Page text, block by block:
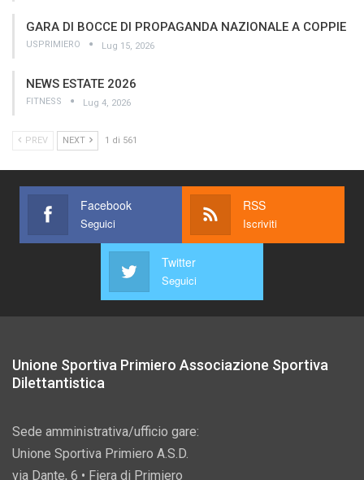
GARA DI BOCCE DI PROPAGANDA NAZIONALE A COPPIE
USPRIMIERO Lug 15, 2026
NEWS ESTATE 2026
FITNESS Lug 4, 2026
PREV NEXT 1 di 561
Facebook
Seguici
RSS
Iscriviti
Twitter
Seguici
Unione Sportiva Primiero Associazione Sportiva
Dilettantistica
Sede amministrativa/ufficio gare:
Unione Sportiva Primiero A.S.D.
via Dante, 6 • Fiera di Primiero